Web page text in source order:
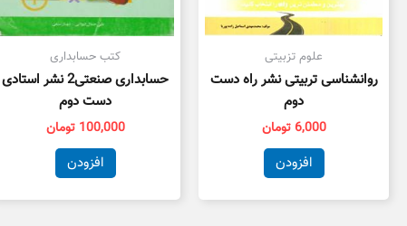
علوم تزبیتی
روانشناسی تربیتی نشر راه دست
دوم
6,000 تومان
افزودن
کتب حسابداری
حسابداری صنعتی2 نشر استادی
دست دوم
100,000 تومان
افزودن